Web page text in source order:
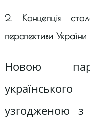
2. Концепція
перспективи України
Новою
узгодженою з